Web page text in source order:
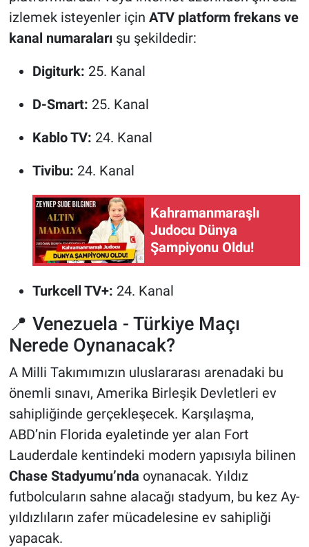
izlemek isteyenler için ATV platform frekans ve
kanal numaralarışu şekildedir:
Digiturk: 25. Kanal
D-Smart: 25. Kanal
Kablo TV: 24. Kanal
Tivibu: 24. Kanal
Kahramanmaraşlı
Judocu Dünya
Şampiyonu Oldu!
Turkcell TV+: 24. Kanal
📍 Venezuela - Türkiye Maçı
Nerede Oynanacak?
A Milli Takımımızın uluslararası arenadaki bu
önemli sınavı, Amerika Birleşik Devletleri ev
sahipliğinde gerçekleşecek. Karşılaşma,
ABD’nin Florida eyaletinde yer alan Fort
Lauderdale kentindeki modern yapısıyla bilinen
Chase Stadyumu’nda oynanacak. Yıldız
futbolcuların sahne alacağı stadyum, bu kez Ay-
yıldızlıların zafer mücadelesine ev sahipliği
yapacak.